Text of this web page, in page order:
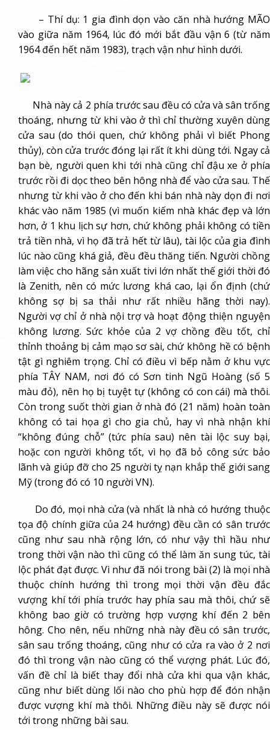
– Thí dụ: 1 gia đình dọn vào căn nhà hướng MÃO
vào giữa năm 1964, lúc đó mới bắt đầu vận 6 (từ năm
1964 đến hết năm 1983), trạch vận như hình dưới.
Nhà này cả 2 phía trước sau đều có cửa và sân trống
thoáng, nhưng từ khi vào ở thì chỉ thường xuyên dùng
cửa sau (do thói quen, chứ không phải vì biết Phong
thủy), còn cửa trước đóng lại rất ít khi dùng tới. Ngay cả
bạn bè, người quen khi tới nhà cũng chỉ đậu xe ở phía
trước rồi đi dọc theo bên hông nhà để vào cửa sau. Thế
nhưng từ khi vào ở cho đến khi bán nhà này dọn đi nơi
khác vào năm 1985 (vì muốn kiếm nhà khác đẹp và lớn
hơn, ở 1 khu lịch sự hơn, chứ không phải không có tiền
trả tiền nhà, vì họ đã trả hết từ lâu), tài lộc của gia đình
lúc nào cũng khá giả, đều đều thăng tiến. Người chồng
làm việc cho hãng sản xuất tivi lớn nhất thế giới thời đó
là Zenith, nên có mức lương khá cao, lại ổn định (chứ
không sợ bị sa thải như rất nhiều hãng thời nay).
Người vợ chỉ ở nhà nội trợ và hoạt động thiện nguyện
không lương. Sức khỏe của 2 vợ chồng đều tốt, chỉ
thỉnh thoảng bị cảm mạo sơ sài, chứ không hề có bệnh
tật gì nghiêm trọng. Chỉ có điều vì bếp nằm ở khu vực
phía TÂY NAM, nơi đó có Sơn tinh Ngũ Hoàng (số 5
màu đỏ), nên họ bị tuyệt tự (không có con cái) mà thôi.
Còn trong suốt thời gian ở nhà đó (21 năm) hoàn toàn
không có tai họa gì cho gia chủ, hay vì nhà nhận khí
“không đúng chỗ” (tức phía sau) nên tài lộc suy bại,
hoặc con người không tốt, vì họ đã bỏ công sức bảo
lãnh và giúp đỡ cho 25 người tỵ nạn khắp thế giới sang
Mỹ (trong đó có 10 người VN).
Do đó, mọi nhà cửa (và nhất là nhà có hướng thuộc
tọa độ chính giữa của 24 hướng) đều cần có sân trước
cũng như sau nhà rộng lớn, có như vậy thì hầu như
trong thời vận nào thì cũng có thể làm ăn sung túc, tài
lộc phát đạt được. Vì như đã nói trong bài (2) là mọi nhà
thuộc chính hướng thì trong mọi thời vận đều đắc
vượng khí tới phía trước hay phía sau mà thôi, chứ sẽ
không bao giờ có trường hợp vượng khí đến 2 bên
hông. Cho nên, nếu những nhà này đều có sân trước,
sân sau trống thoáng, cũng như có cửa ra vào ở 2 nơi
đó thì trong vận nào cũng có thể vượng phát. Lúc đó,
vấn đề chỉ là biết thay đổi nhà cửa khi qua vận khác,
cũng như biết dùng lối nào cho phù hợp để đón nhận
được vượng khí mà thôi. Những điều này sẽ được nói
tới trong những bài sau.